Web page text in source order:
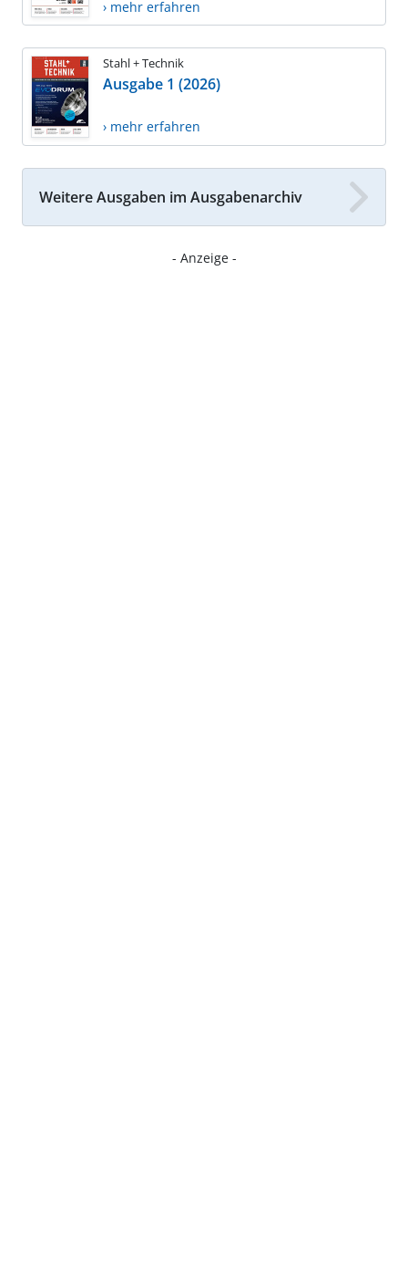
› mehr erfahren
Stahl + Technik
Ausgabe 1 (2026)
› mehr erfahren
Weitere Ausgaben im Ausgabenarchiv
- Anzeige -